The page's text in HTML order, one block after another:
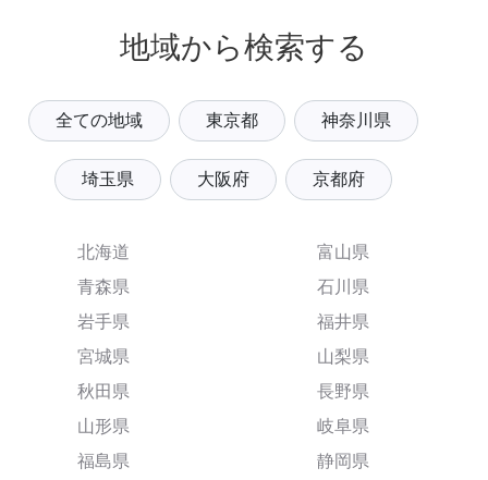
地域から検索する
全ての地域 東京都 神奈川県
埼玉県 大阪府 京都府
北海道
青森県
岩手県
宮城県
秋田県
山形県
福島県
富山県
石川県
福井県
山梨県
長野県
岐阜県
静岡県